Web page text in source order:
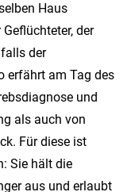
Haus
der
der
erfährt am Tag des
und
als auch von
Für diese ist
Sie hält die
aus und erlaubt